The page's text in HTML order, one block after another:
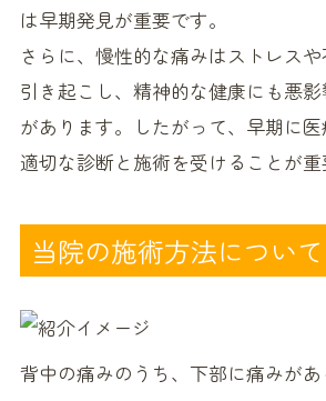
は早期発見が重要です。
さらに、慢性的な痛みはストレス
引き起こし、精神的な健康にも悪
があります。したがって、早期に医
適切な診断と施術を受けることが重
当院の施術方法について
背中の痛みのうち、下部に痛みが